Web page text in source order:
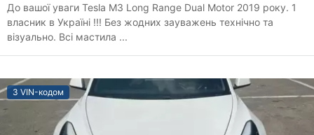
До вашої уваги Tesla M3 Long Range Dual Motor 2019 року. 1
власник в Україні !!! Без жодних зауважень технічно та
візуально. Всі мастила ...
З VIN-кодом